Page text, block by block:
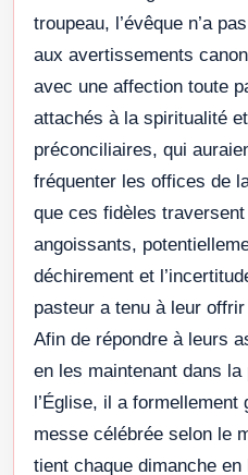
troupeau, l’évêque n’a
aux avertissements
avec une affection toute
attachés à la spiritualité
préconciliaires, qui
fréquenter les offices de
que ces fidèles
angoissants,
déchirement et
pasteur a tenu à leur
Afin de répondre à leurs
en les maintenant dans
l’Église, il a
messe célébrée selon le
tient chaque dimanche en